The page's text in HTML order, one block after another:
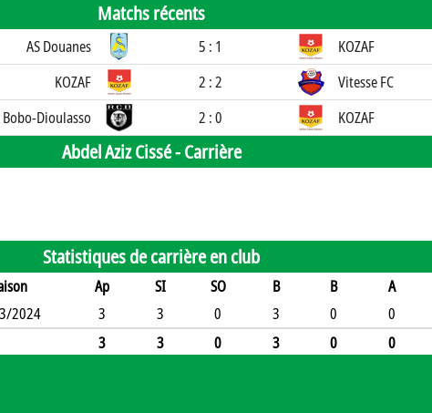
Matchs récents
AS Douanes 5 : 1
KOZAF
KOZAF 2 : 2
Vitesse FC
Bobo-Dioulasso 2 : 0 KOZAF
Abdel Aziz Cissé -Carrière
Statistiques de carrière en club
Ap SI SO B B A
2024 3 3 0 3 0 0
3
3 0 3 0 0